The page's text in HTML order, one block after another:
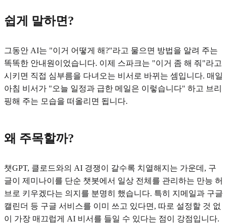
쉽게 말하면?
그동안 AI는 "이거 어떻게 해?"라고 물으면 방법을 알려 주는
똑똑한 안내원이었습니다. 이제 스파크는 "이거 좀 해 줘"라고
시키면 직접 심부름을 다녀오는 비서로 바뀌는 셈입니다. 매일
아침 비서가 "오늘 일정과 급한 메일은 이렇습니다" 하고 브리
핑해 주는 모습을 떠올리면 됩니다.
왜 주목할까?
챗GPT, 클로드와의 AI 경쟁이 갈수록 치열해지는 가운데, 구
글이 제미나이를 단순 챗봇에서 일상 전체를 관리하는 만능 허
브로 키우겠다는 의지를 분명히 했습니다. 특히 지메일과 구글
캘린더 등 구글 서비스를 이미 쓰고 있다면, 따로 설정할 것 없
이 가장 매끄럽게 AI 비서를 들일 수 있다는 점이 강점입니다.